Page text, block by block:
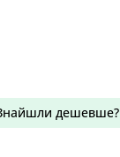
дешевше?